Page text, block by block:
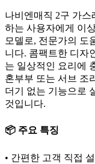
나비엔매직 2구 가
하는 사용자에게 이
모델로, 전문가의 도
니다. 콤팩트한 디자
는 일상적인 요리에
혼부부 또는 서브 조
더기 없는 기능으로
것입니다.
📦 주요 특징
• 간편한 고객 직접